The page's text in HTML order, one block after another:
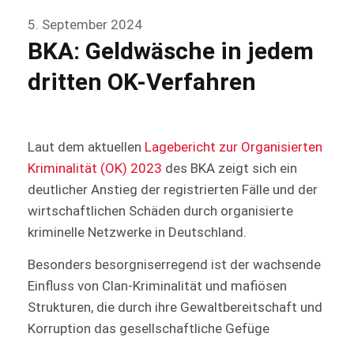
5. September 2024
BKA: Geldwäsche in jedem
dritten OK-Verfahren
Laut dem aktuellen Lagebericht zur Organisierten
Kriminalität (OK) 2023 des BKA zeigt sich ein
deutlicher Anstieg der registrierten Fälle und der
wirtschaftlichen Schäden durch organisierte
kriminelle Netzwerke in Deutschland.
Besonders besorgniserregend ist der wachsende
Einfluss von Clan-Kriminalität und mafiösen
Strukturen, die durch ihre Gewaltbereitschaft und
Korruption das gesellschaftliche Gefüge